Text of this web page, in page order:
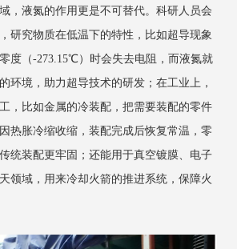
液氮的作用更是不可替代。科研人员会
研究物质在低温下的特性，比如超导现象
度（-273.15℃）时会失去电阻，而液氮就
环境，助力超导技术的研发；在工业上，
，比如金属的冷装配，把需要装配的零件
热胀冷缩收缩，装配完成后恢复常温，零
统装配更牢固；还能用于真空镀膜、电子
领域，用来冷却火箭的推进系统，保障火